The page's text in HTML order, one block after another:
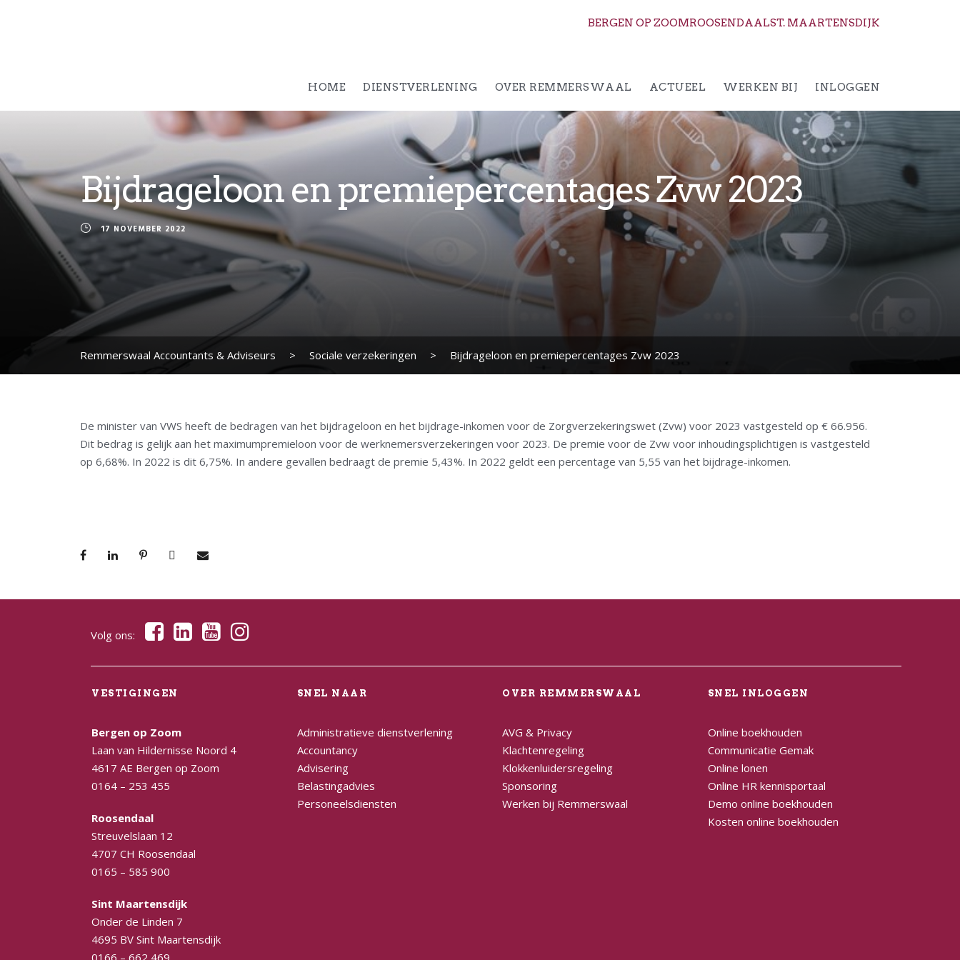
BERGEN OP ZOOMROOSENDAALST. MAARTENSDIJK
HOME DIENSTVERLENING OVER REMMERSWAAL ACTUEEL WERKEN BIJ INLOGGEN
Bijdrageloon en premiepercentages Zvw 2023
17 NOVEMBER 2022
Remmerswaal Accountants & Adviseurs > Sociale verzekeringen > Bijdrageloon en premiepercentages Zvw 2023
De minister van VWS heeft de bedragen van het bijdrageloon en het bijdrage-inkomen voor de Zorgverzekeringswet (Zvw) voor 2023 vastgesteld op € 66.956.
Dit bedrag is gelijk aan het maximumpremieloon voor de werknemersverzekeringen voor 2023. De premie voor de Zvw voor inhoudingsplichtigen is vastgesteld
op 6,68%. In 2022 is dit 6,75%. In andere gevallen bedraagt de premie 5,43%. In 2022 geldt een percentage van 5,55 van het bijdrage-inkomen.
Volg ons:
VESTIGINGEN
Bergen op Zoom
Laan van Hildernisse Noord 4
4617 AE Bergen op Zoom
0164 – 253 455
Roosendaal
Streuvelslaan 12
4707 CH Roosendaal
0165 – 585 900
Sint Maartensdijk
Onder de Linden 7
4695 BV Sint Maartensdijk
SNEL NAAR
Administratieve dienstverlening
Accountancy
Advisering
Belastingadvies
Personeelsdiensten
OVER REMMERSWAAL
AVG & Privacy
Klachtenregeling
Klokkenluidersregeling
Sponsoring
Werken bij Remmerswaal
SNEL INLOGGEN
Online boekhouden
Communicatie Gemak
Online lonen
Online HR kennisportaal
Demo online boekhouden
Kosten online boekhouden